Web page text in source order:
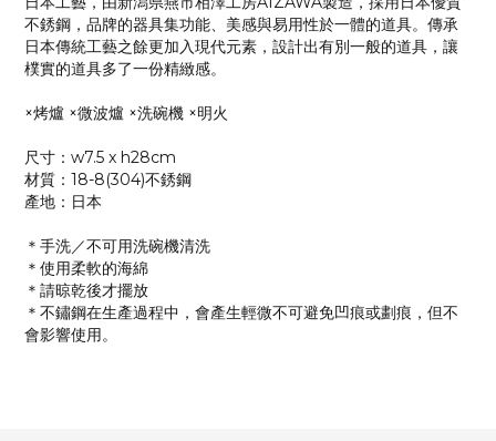
不銹鋼，品牌的器具集功能、美感與易用性於一體的道具。傳承
日本傳統工藝之餘更加入現代元素，設計出有別一般的道具，讓
樸實的道具多了一份精緻感。
×烤爐 ×微波爐 ×洗碗機 ×明火
尺寸：w7.5 x h28cm
材質：18-8(304)不銹鋼
產地：日本
＊手洗／不可用洗碗機清洗
＊使用柔軟的海綿
＊請晾乾後才擺放
＊不鏽鋼在生產過程中，會產生輕微不可避免凹痕或劃痕，但不
會影響使用。